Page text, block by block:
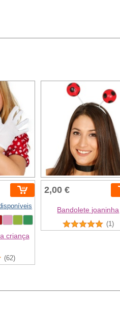
criança
(62)
2,00 €
Bandolete joaninha
(1)